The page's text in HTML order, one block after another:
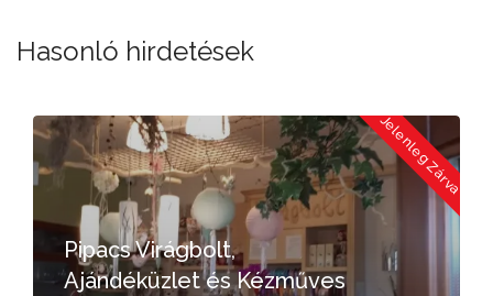
Hasonló hirdetések
Jelenleg Zárva
Pipacs Virágbolt,
Ajándéküzlet és Kézműves